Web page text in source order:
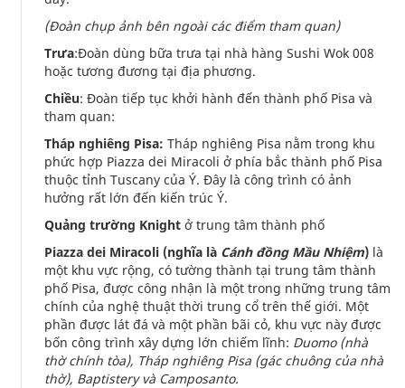
(Đoàn chụp ảnh bên ngoài các điểm tham quan)
Trưa:Đoàn dùng bữa trưa tại nhà hàng Sushi Wok 008
hoặc tương đương tại địa phương.
Chiều: Đoàn tiếp tục khởi hành đến thành phố Pisa và
tham quan:
Tháp nghiêng Pisa: Tháp nghiêng Pisa nằm trong khu
phức hợp Piazza dei Miracoli ở phía bắc thành phố Pisa
thuộc tỉnh Tuscany của Ý. Đây là công trình có ảnh
hưởng rất lớn đến kiến ​​trúc Ý.
Quảng trường Knight ở trung tâm thành phố
Piazza dei Miracoli (nghĩa là Cánh đồng Mầu Nhiệm) là
một khu vực rộng, có tường thành tại trung tâm thành
phố Pisa, được công nhận là một trong những trung tâm
chính của nghệ thuật thời trung cổ trên thế giới. Một
phần được lát đá và một phần bãi cỏ, khu vực này được
bốn công trình xây dựng lớn chiếm lĩnh: Duomo (nhà
thờ chính tòa), Tháp nghiêng Pisa (gác chuông của nhà
thờ), Baptistery và Camposanto.